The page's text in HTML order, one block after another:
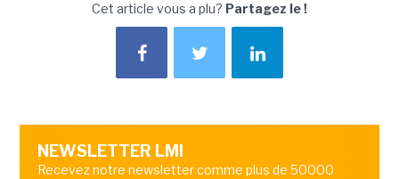
Cet article vous a plu? Partagez le !
NEWSLETTER LMI
Recevez notre newsletter comme plus de 50000